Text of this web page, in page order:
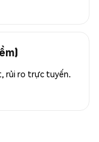
rủi ro trực tuyến.